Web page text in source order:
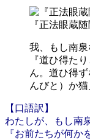
『正法眼蔵
我、もし南泉
『道ひ得た
ん。道ひ得
んびと）か
【口語訳】
わたしが、もし南
『お前たちが何